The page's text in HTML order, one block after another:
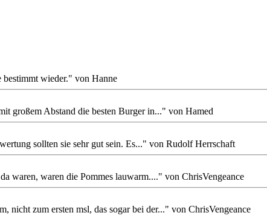
bestimmt wieder." von Hanne
großem Abstand die besten Burger in..." von Hamed
sollten sie sehr gut sein. Es..." von Rudolf Herrschaft
waren, waren die Pommes lauwarm...." von ChrisVengeance
nicht zum ersten msl, das sogar bei der..." von ChrisVengeance